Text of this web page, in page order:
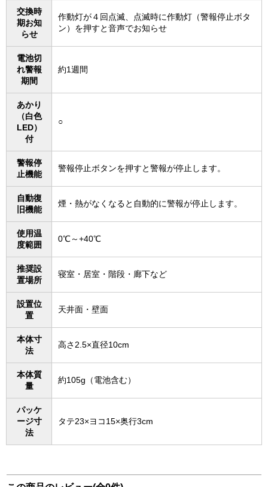
交換時
期お知
らせ
作動灯が４回点滅、点滅時に作動灯（警報停止ボタ
ン）を押すと音声でお知らせ
電池切
れ警報
期間
約1週間
あかり
（白色
LED）
付
○
警報停
止機能
警報停止ボタンを押すと警報が停止します。
自動復
旧機能
煙・熱がなくなると自動的に警報が停止します。
使用温
度範囲
0℃～+40℃
推奨設
置場所
寝室・居室・階段・廊下など
設置位
置
天井面・壁面
本体寸
法
高さ2.5×直径10cm
本体質
量
約105g（電池含む）
パッケ
ージ寸
法
タテ23×ヨコ15×奥行3cm